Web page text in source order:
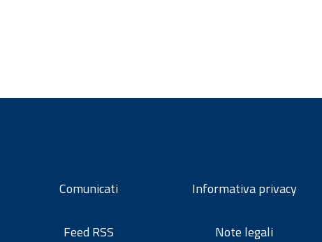
Comunicati
Feed RSS
Informativa privacy
Note legali